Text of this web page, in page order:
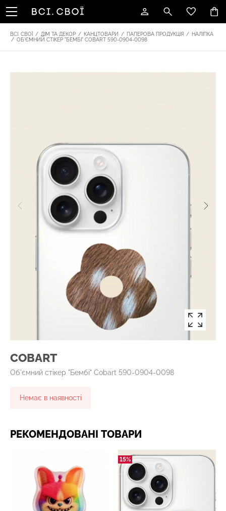
ВСІ. СВОЇ / ДІМ ТА ДЕКОР / КАНЦТОВАРИ / ПАПЕРОВА ПРОДУКЦІЯ / НАЛІПКА
/ ОБ'ЄМНИЙ СТІКЕР "БЕМБІ" COBART 590-0904-0098
COBART
Об'ємний стікер "Бембі" Cobart 590-0904-0098
Немає в наявності
РЕКОМЕНДОВАНІ ТОВАРИ
15%